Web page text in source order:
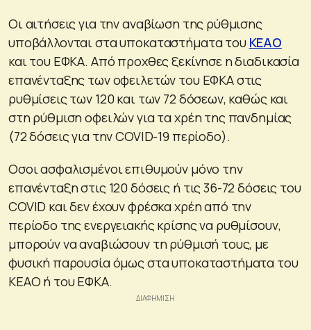
Οι αιτήσεις για την αναβίωση της ρύθμισης
υποβάλλονται στα υποκαταστήματα του ΚΕΑΟ
και του ΕΦΚΑ. Από προχθες ξεκίνησε η διαδικασία
επανένταξης των οφειλετών του ΕΦΚΑ στις
ρυθμίσεις των 120 και των 72 δόσεων, καθώς και
στη ρύθμιση οφειλών για τα χρέη της πανδημίας
(72 δόσεις για την COVID-19 περίοδο).
Οσοι ασφαλισμένοι επιθυμούν μόνο την
επανένταξη στις 120 δόσεις ή τις 36-72 δόσεις του
COVID και δεν έχουν φρέσκα χρέη από την
περίοδο της ενεργειακής κρίσης να ρυθμίσουν,
μπορούν να αναβιώσουν τη ρύθμισή τους, με
φυσική παρουσία όμως στα υποκαταστήματα του
ΚΕΑΟ ή του ΕΦΚΑ.